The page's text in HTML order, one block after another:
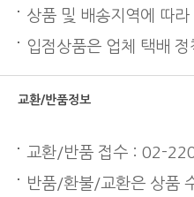
상품 및 배송지역에 따
입점상품은 업체 택배
교환/반품정보
교환/반품 접수 : 02-
반품/환불/교환은 상품